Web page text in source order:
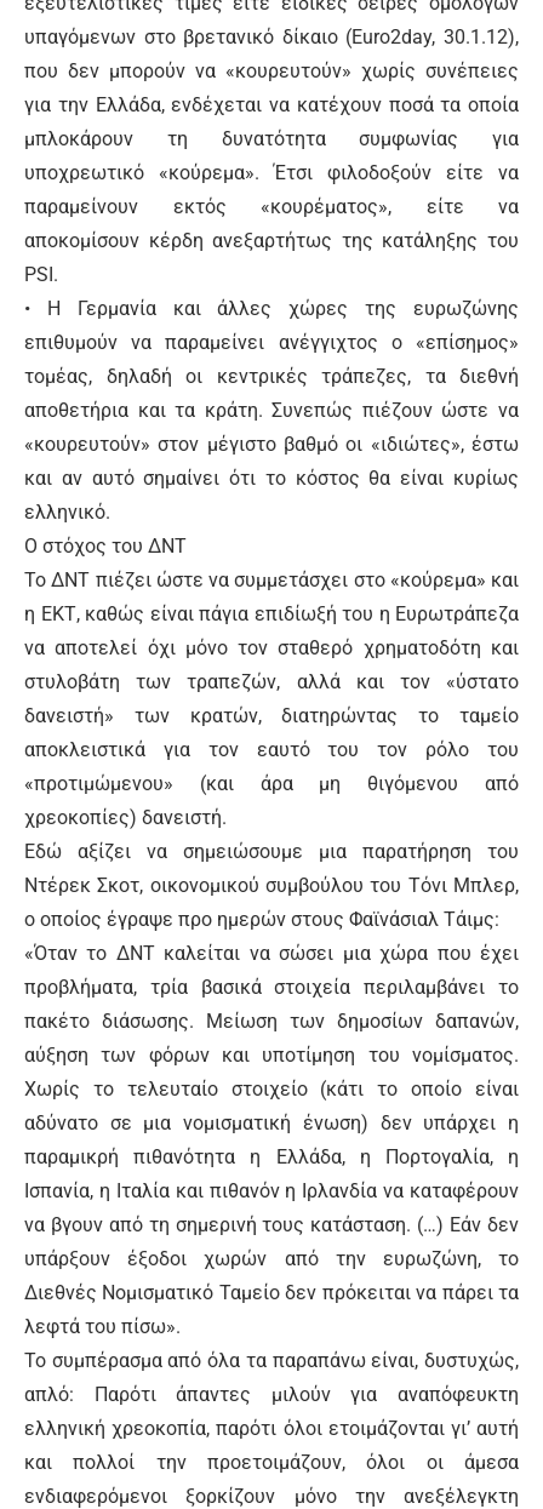
υπαγόμενων στο βρετανικό δίκαιο (Euro2day, 30.1.12),
που δεν μπορούν να «κουρευτούν» χωρίς συνέπειες
για την Ελλάδα, ενδέχεται να κατέχουν ποσά τα οποία
μπλοκάρουν τη δυνατότητα συμφωνίας για
υποχρεωτικό «κούρεμα». Έτσι φιλοδοξούν είτε να
παραμείνουν εκτός «κουρέματος», είτε να
αποκομίσουν κέρδη ανεξαρτήτως της κατάληξης του
PSI.
• Η Γερμανία και άλλες χώρες της ευρωζώνης
επιθυμούν να παραμείνει ανέγγιχτος ο «επίσημος»
τομέας, δηλαδή οι κεντρικές τράπεζες, τα διεθνή
αποθετήρια και τα κράτη. Συνεπώς πιέζουν ώστε να
«κουρευτούν» στον μέγιστο βαθμό οι «ιδιώτες», έστω
και αν αυτό σημαίνει ότι το κόστος θα είναι κυρίως
ελληνικό.
Ο στόχος του ΔΝΤ
Το ΔΝΤ πιέζει ώστε να συμμετάσχει στο «κούρεμα» και
η ΕΚΤ, καθώς είναι πάγια επιδίωξή του η Ευρωτράπεζα
να αποτελεί όχι μόνο τον σταθερό χρηματοδότη και
στυλοβάτη των τραπεζών, αλλά και τον «ύστατο
δανειστή» των κρατών, διατηρώντας το ταμείο
αποκλειστικά για τον εαυτό του τον ρόλο του
«προτιμώμενου» (και άρα μη θιγόμενου από
χρεοκοπίες) δανειστή.
Εδώ αξίζει να σημειώσουμε μια παρατήρηση του
Ντέρεκ Σκοτ, οικονομικού συμβούλου του Τόνι Μπλερ,
ο οποίος έγραψε προ ημερών στους Φαϊνάσιαλ Τάιμς:
«Όταν το ΔΝΤ καλείται να σώσει μια χώρα που έχει
προβλήματα, τρία βασικά στοιχεία περιλαμβάνει το
πακέτο διάσωσης. Μείωση των δημοσίων δαπανών,
αύξηση των φόρων και υποτίμηση του νομίσματος.
Χωρίς το τελευταίο στοιχείο (κάτι το οποίο είναι
αδύνατο σε μια νομισματική ένωση) δεν υπάρχει η
παραμικρή πιθανότητα η Ελλάδα, η Πορτογαλία, η
Ισπανία, η Ιταλία και πιθανόν η Ιρλανδία να καταφέρουν
να βγουν από τη σημερινή τους κατάσταση. (…) Εάν δεν
υπάρξουν έξοδοι χωρών από την ευρωζώνη, το
Διεθνές Νομισματικό Ταμείο δεν πρόκειται να πάρει τα
λεφτά του πίσω».
Το συμπέρασμα από όλα τα παραπάνω είναι, δυστυχώς,
απλό: Παρότι άπαντες μιλούν για αναπόφευκτη
ελληνική χρεοκοπία, παρότι όλοι ετοιμάζονται γι’ αυτή
και πολλοί την προετοιμάζουν, όλοι οι άμεσα
ενδιαφερόμενοι ξορκίζουν μόνο την ανεξέλεγκτη